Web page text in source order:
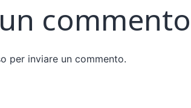
commento
per inviare un commento.